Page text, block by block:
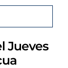
Jueves